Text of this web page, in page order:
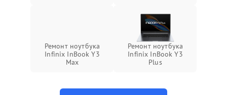
Ремонт ноутбука
Infinix InBook Y3
Max
Ремонт ноутбука
Infinix InBook Y3
Plus